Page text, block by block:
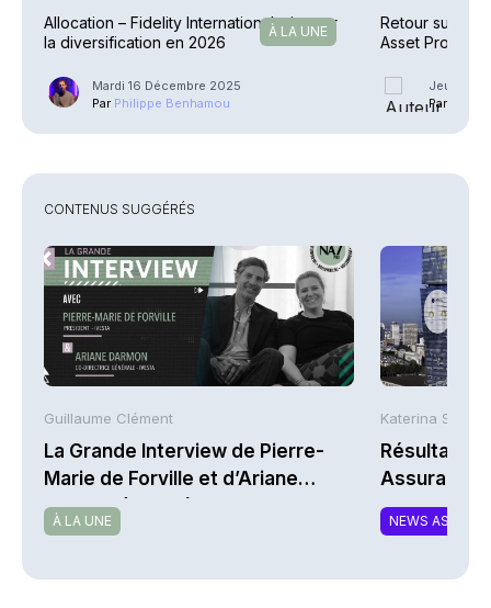
À LA UNE
Allocation – Fidelity International mise sur
la diversification en 2026
Mardi 16 Décembre 2025
Par Philippe Benhamou
Retour sur le
Asset Pro
Jeudi 16
Par
CONTENUS SUGGÉRÉS
Guillaume Clément
La Grande Interview de Pierre-
Marie de Forville et d’Ariane
Darmon (Ivesta)
À LA UNE
Katerina
Résultats
NEWS